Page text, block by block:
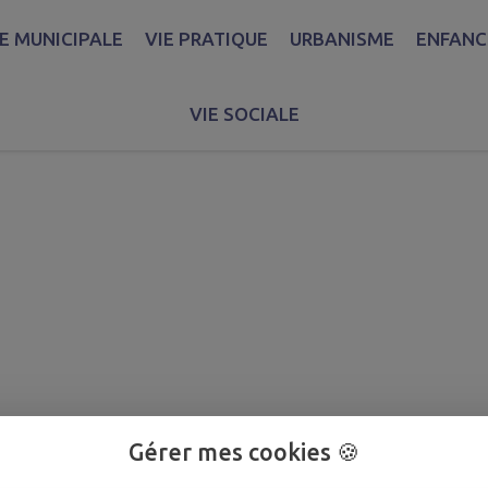
MUNICIPALE VIE PRATIQUE URBANISME
VIE SOCIALE
Gérer mes cookies 🍪